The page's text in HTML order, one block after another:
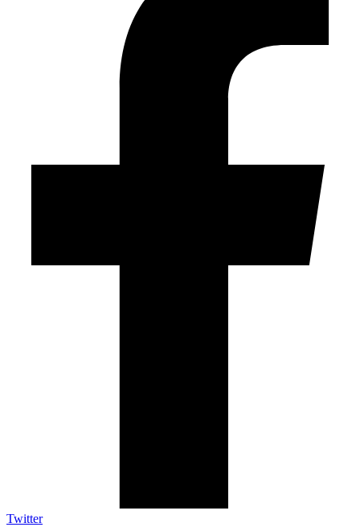
Twitter